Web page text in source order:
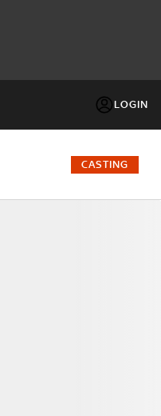
LOGIN
FACTOR
CASTING